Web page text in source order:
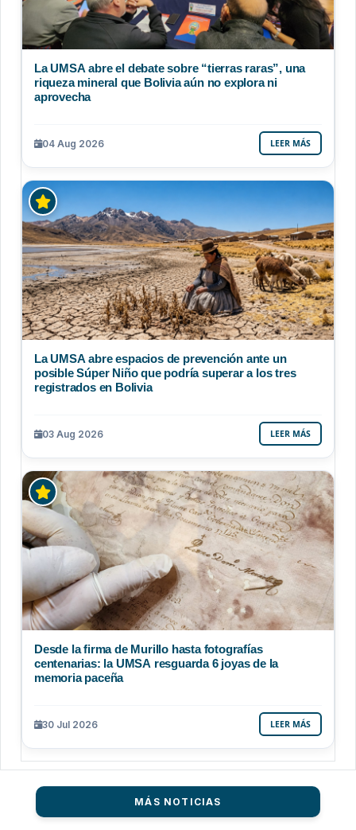
La UMSA abre el debate sobre “tierras raras”, una
riqueza mineral que Bolivia aún no explora ni
aprovecha
04 Aug 2026 LEER MÁS
La UMSA abre espacios de prevención ante un
posible Súper Niño que podría superar a los tres
registrados en Bolivia
03 Aug 2026 LEER MÁS
Desde la firma de Murillo hasta fotografías
centenarias: la UMSA resguarda 6 joyas de la
memoria paceña
30 Jul 2026 LEER MÁS
MÁS NOTICIAS